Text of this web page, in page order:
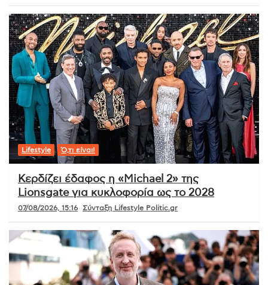
Lifestyle Ό,τι είναι!
Κερδίζει έδαφος η «Michael 2» της
Lionsgate για κυκλοφορία ως το 2028
07/08/2026, 15:16 Σύνταξη Lifestyle Politic.gr